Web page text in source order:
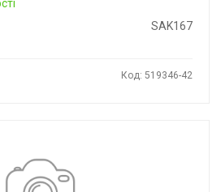
SAK167
Код: 519346-42